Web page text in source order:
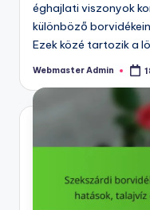
éghajlati viszonyok
különböző
Ezek közé tartozik a
Posted
Webmaster Admin